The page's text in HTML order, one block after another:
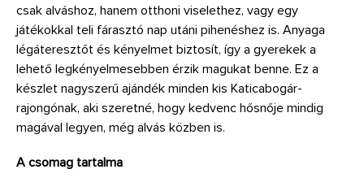
csak alváshoz, hanem otthoni viselethez, vagy egy
játékokkal teli fárasztó nap utáni pihenéshez is. Anyaga
légáteresztőt és kényelmet biztosít, így a gyerekek a
lehető legkényelmesebben érzik magukat benne. Ez a
készlet nagyszerű ajándék minden kis Katicabogár-
rajongónak, aki szeretné, hogy kedvenc hősnője mindig
magával legyen, még alvás közben is.
A csomag tartalma